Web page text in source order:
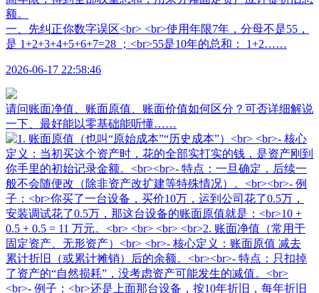
一、先纠正你数字误区<br> <br>使用年限7年，分母不是55，
是 1+2+3+4+5+6+7=28 ；<br>55是10年的总和： 1+2……
2026-06-17 22:58:46
请问账面净值、账面原值、账面价值如何区分？可否详细解说
一下、最好能以零基础能听懂……